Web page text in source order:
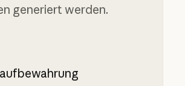
generiert werden.